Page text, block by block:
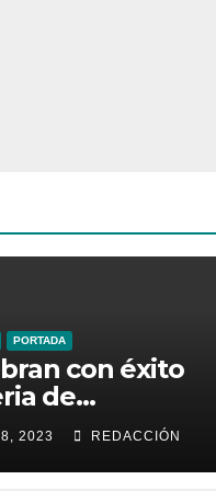
PORTADA
con éxito
de
de
2023 REDACCIÓN